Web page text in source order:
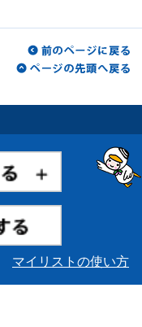
マイリストの使い方